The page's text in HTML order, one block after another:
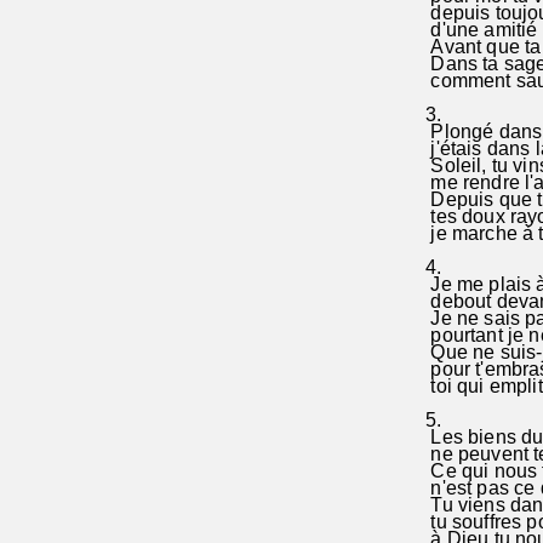
depuis
d'une amitié
Avant que
Dans ta
comment
3.
Plongé
j'étais dans
Soleil, tu
me rendre
Depuis que
tes doux
je marche à
4.
Je me plais
debout
Je ne sais
pourtant je
Que ne
pour
toi qui
5.
Les biens
ne peuvent
Ce qui nous
n'est pas ce
Tu viens
tu souffres
à Dieu tu